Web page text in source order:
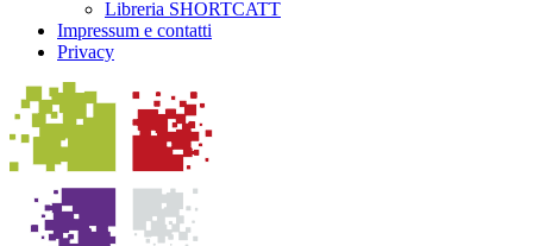
Libreria SHORTCATT
Impressum e contatti
Privacy